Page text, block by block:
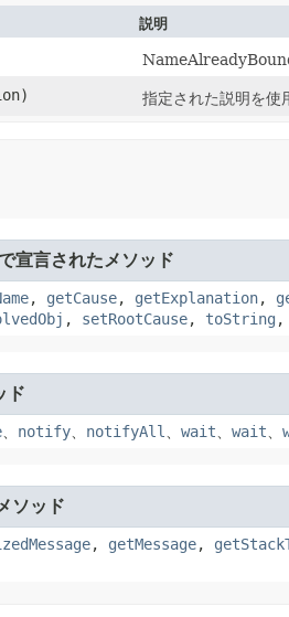
説明
指定された説明を
宣言されたメソッド
, getCause, getExplanation,
, setRootCause, toString ,
ド
、 notify、 notifyAll、 wait、 wait、
ソッド
, getMessage,